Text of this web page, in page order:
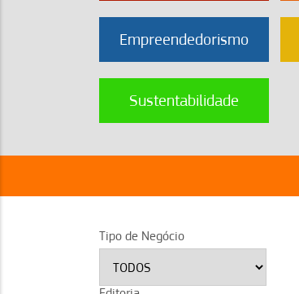
Empreendedorismo
Sustentabilidade
Tipo de Negócio